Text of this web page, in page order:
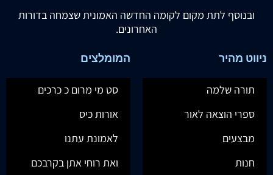
ובנוסף לתת מקום לקומה החדשה האמונית שצמחה בדורות
האחרונים.
ניווט מהיר
תורה שלמה
ספרי הוצאה לאור
מבצעים
חנות
המומלצים
סט מי מרום כ כרכים
אורות כיס
לאמונת עתנו
ואת רוחי אתן בקרבכם